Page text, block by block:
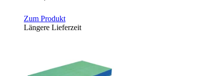
Zum Produkt
Längere Lieferzeit